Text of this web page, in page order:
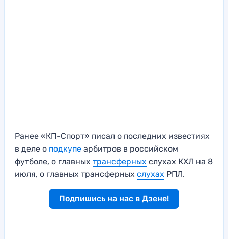
Ранее «КП-Спорт» писал о последних известиях
в деле о подкупе арбитров в российском
футболе, о главных трансферных слухах КХЛ на 8
июля, о главных трансферных слухах РПЛ.
Подпишись на нас в Дзене!